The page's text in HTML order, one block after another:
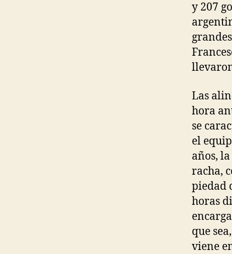
y 207
Las
hora
se
el
años,
racha,
piedad
horas
que
viene